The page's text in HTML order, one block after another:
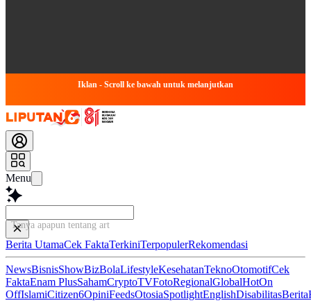
Iklan - Scroll ke bawah untuk melanjutkan
Menu
Tanya apapun tentang artikel ini...
Berita UtamaCek FaktaTerkiniTerpopulerRekomendasi
NewsBisnisShowBizBolaLifestyleKesehatanTeknoOtomotifCek
FaktaEnam PlusSahamCryptoTVFotoRegionalGlobalHotOn
OffIslamiCitizen6OpiniFeedsOtosiaSpotlightEnglishDisabilitasBerita